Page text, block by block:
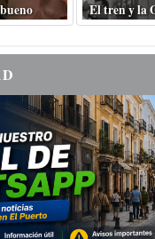
El tren y la